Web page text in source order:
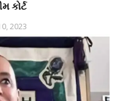
કોર્ટ
2023